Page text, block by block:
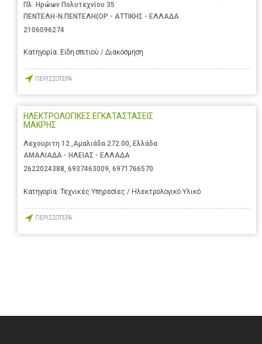
Πλ. Ηρώων Πολυτεχνίου 35
ΠΕΝΤΕΛΗ-Ν.ΠΕΝΤΕΛΗ(ΟΡ - ΑΤΤΙΚΗΣ - ΕΛΛΑΔΑ
2106096274
Κατηγορία: Είδη σπιτιού / Διακόσμηση
ΠΕΡΙΣΣΟΤΕΡΑ
ΗΛΕΚΤΡΟΛΟΓΙΚΕΣ ΕΓΚΑΤΑΣΤΑΣΕΙΣ
ΜΑΚΡΗΣ
Λεχουριτη 12 ,Αμαλιάδα 272 00, Ελλάδα
ΑΜΑΛΙΑΔΑ - ΗΛΕΙΑΣ - ΕΛΛΑΔΑ
2622024388, 6937463009, 6971766570
Κατηγορία: Τεχνικές Υπηρεσίες / Ηλεκτρολογικό Υλικό
ΠΕΡΙΣΣΟΤΕΡΑ